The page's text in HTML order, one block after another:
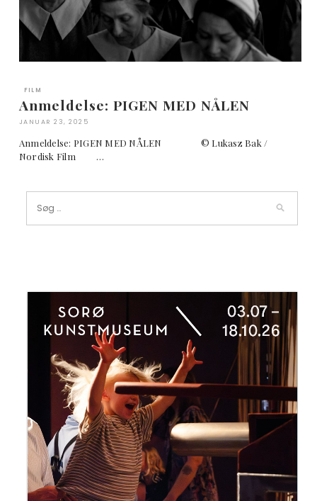
FILM
Anmeldelse: PIGEN MED NÅLEN
JANUAR 23, 2025
Anmeldelse: PIGEN MED NÅLEN © Lukasz Bak /
Nordisk Film …